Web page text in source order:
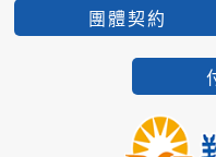
團體契約